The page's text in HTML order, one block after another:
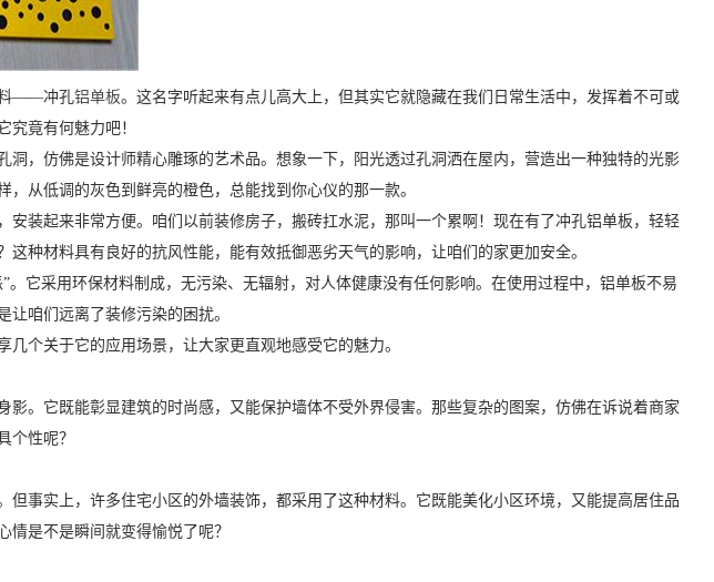
料——冲孔铝单板。这名字听起来有点儿高大上，但其实它就隐藏在我们日常生活中，发挥着不可或
究竟有何魅力吧！
洞，仿佛是设计师精心雕琢的艺术品。想象一下，阳光透过孔洞洒在屋内，营造出一种独特的光影
从低调的灰色到鲜亮的橙色，总能找到你心仪的那一款。
安装起来非常方便。咱们以前装修房子，搬砖扛水泥，那叫一个累啊！现在有了冲孔铝单板，轻轻
种材料具有良好的抗风性能，能有效抵御恶劣天气的影响，让咱们的家更加安全。
。它采用环保材料制成，无污染、无辐射，对人体健康没有任何影响。在使用过程中，铝单板不易
咱们远离了装修污染的困扰。
个关于它的应用场景，让大家更直观地感受它的魅力。
影。它既能彰显建筑的时尚感，又能保护墙体不受外界侵害。那些复杂的图案，仿佛在诉说着商家
个性呢？
但事实上，许多住宅小区的外墙装饰，都采用了这种材料。它既能美化小区环境，又能提高居住品
是不是瞬间就变得愉悦了呢？